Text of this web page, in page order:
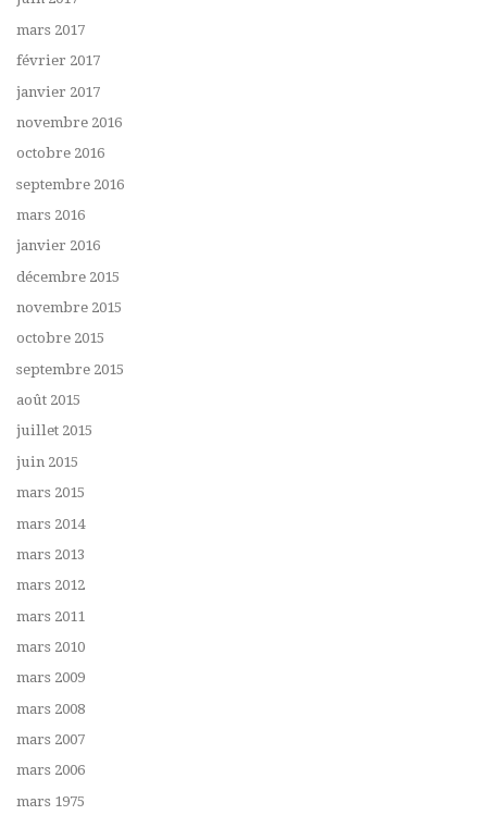
mars 2017
février 2017
janvier 2017
novembre 2016
octobre 2016
septembre 2016
mars 2016
janvier 2016
décembre 2015
novembre 2015
octobre 2015
septembre 2015
août 2015
juillet 2015
juin 2015
mars 2015
mars 2014
mars 2013
mars 2012
mars 2011
mars 2010
mars 2009
mars 2008
mars 2007
mars 2006
mars 1975